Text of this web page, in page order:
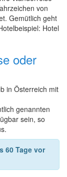
von
Gemütlich geht
Hotel
oder
in Österreich mit
genannten
sein, so
60 Tage vor